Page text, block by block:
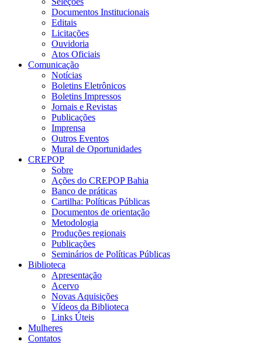
Documentos Institucionais
Editais
Licitações
Ouvidoria
Atos Oficiais
Comunicação
Notícias
Boletins Eletrônicos
Boletins Impressos
Jornais e Revistas
Publicações
Imprensa
Outros Eventos
Mural de Oportunidades
CREPOP
Sobre
Ações do CREPOP Bahia
Banco de práticas
Cartilha: Políticas Públicas
Documentos de orientação
Metodologia
Produções regionais
Publicações
Seminários de Políticas Públicas
Biblioteca
Apresentação
Acervo
Novas Aquisições
Vídeos da Biblioteca
Links Úteis
Mulheres
Contatos